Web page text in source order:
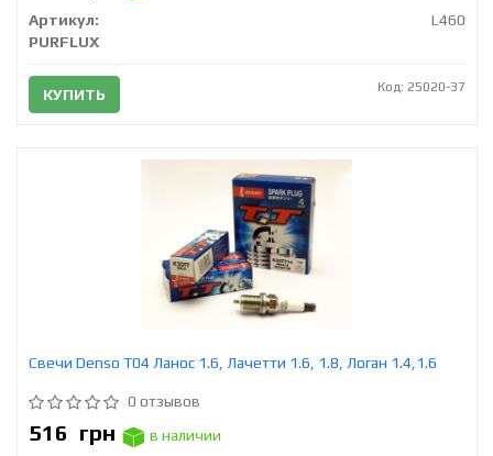
Артикул:
L460
PURFLUX
КУПИТЬ Код: 25020-37
Свечи Denso T04 Ланос 1.6, Лачетти 1.6, 1.8, Логан 1.4,1.6
0 отзывов
516 грн
в наличии